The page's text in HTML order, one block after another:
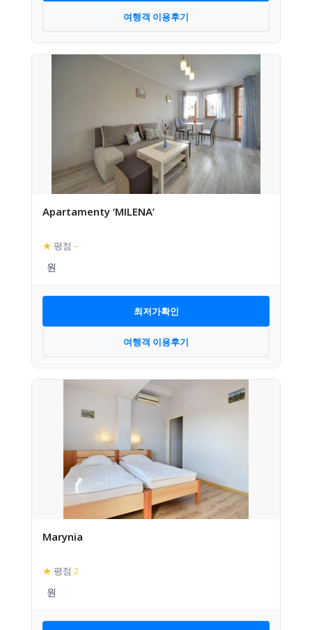
여행객 이용후기
Apartamenty ‘MILENA’
★ 평점 –
최저가확인
여행객 이용후기
Marynia
★ 평점 2